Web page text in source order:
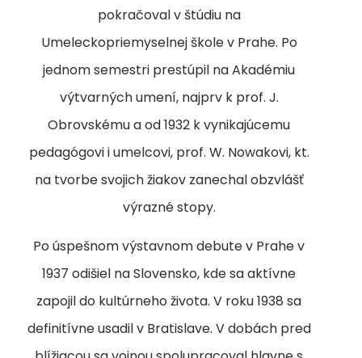
pokračoval v štúdiu na
Umeleckopriemyselnej škole v Prahe. Po
jednom semestri prestúpil na Akadémiu
výtvarných umení, najprv k prof. J.
Obrovskému a od 1932 k vynikajúcemu
pedagógovi i umelcovi, prof. W. Nowakovi, kt.
na tvorbe svojich žiakov zanechal obzvlášť
výrazné stopy.
Po úspešnom výstavnom debute v Prahe v
1937 odišiel na Slovensko, kde sa aktívne
zapojil do kultúrneho života. V roku 1938 sa
definitívne usadil v Bratislave. V dobách pred